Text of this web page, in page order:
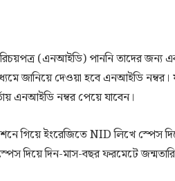
(এনআইডি) পাননি তাদের জন্য
জানিয়ে দেওয়া হবে এনআইডি
এনআইডি নম্বর পেয়ে যাবেন।
গিয়ে ইংরেজিতে NID লিখে
দিয়ে দিন-মাস-বছর ফরমেটে